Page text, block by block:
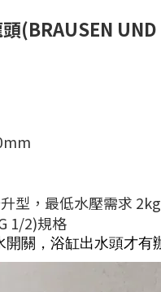
(BRAUSEN
型，最低水壓需求 2kg
1/2)規格
關，浴缸出水頭才有